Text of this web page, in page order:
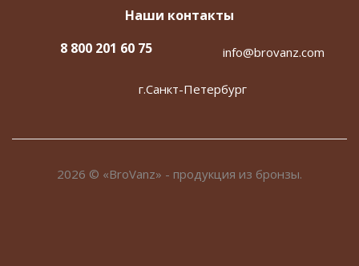
Наши контакты
8 800 201 60 75
info@brovanz.com
г.Санкт-Петербург
2026 © «BroVanz» - продукция из бронзы.